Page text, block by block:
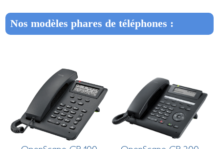
Nos modèles phares de téléphones :